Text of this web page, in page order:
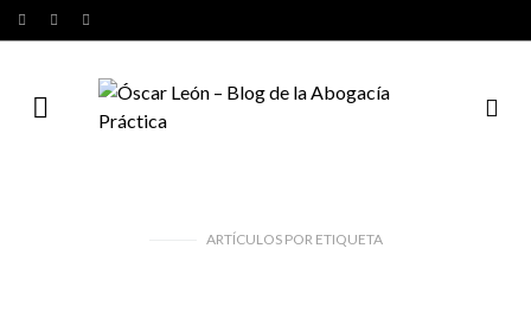
ARTÍCULOS PORETIQUETA